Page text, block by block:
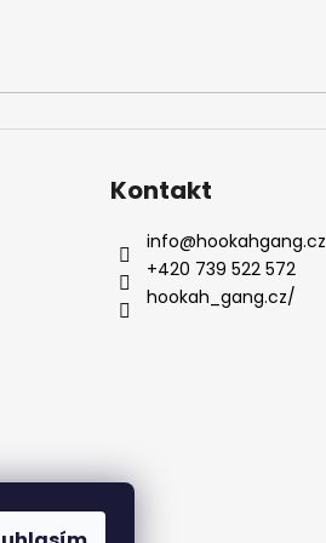
Kontakt
info@hookahgang.cz
+420 739 522 572
hookah_gang.cz/